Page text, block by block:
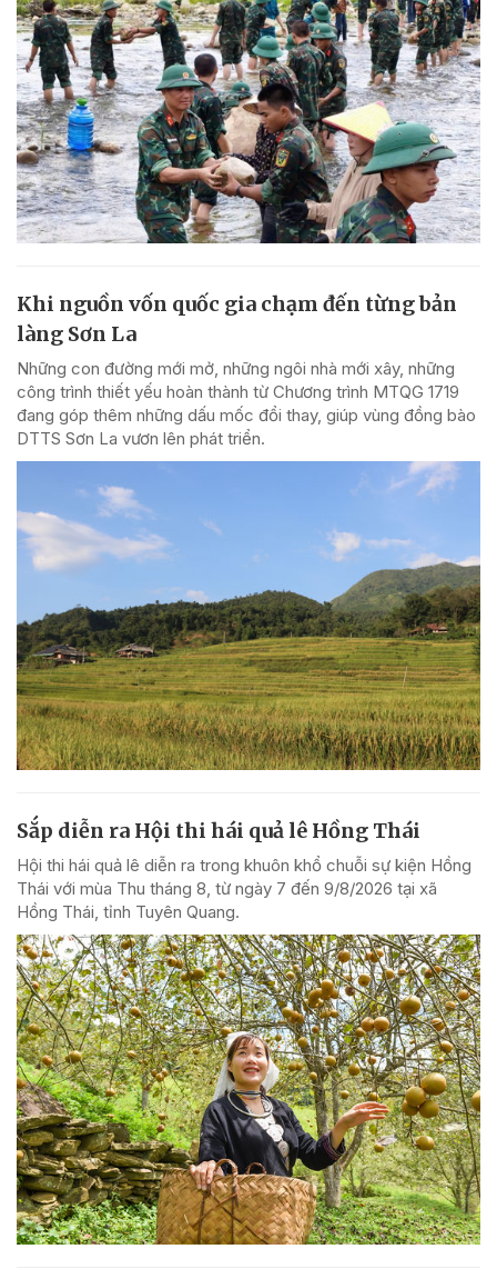
Khi nguồn vốn quốc gia chạm đến từng bản
làng Sơn La
Những con đường mới mở, những ngôi nhà mới xây, những
công trình thiết yếu hoàn thành từ Chương trình MTQG 1719
đang góp thêm những dấu mốc đổi thay, giúp vùng đồng bào
DTTS Sơn La vươn lên phát triển.
Sắp diễn ra Hội thi hái quả lê Hồng Thái
Hội thi hái quả lê diễn ra trong khuôn khổ chuỗi sự kiện Hồng
Thái với mùa Thu tháng 8, từ ngày 7 đến 9/8/2026 tại xã
Hồng Thái, tỉnh Tuyên Quang.